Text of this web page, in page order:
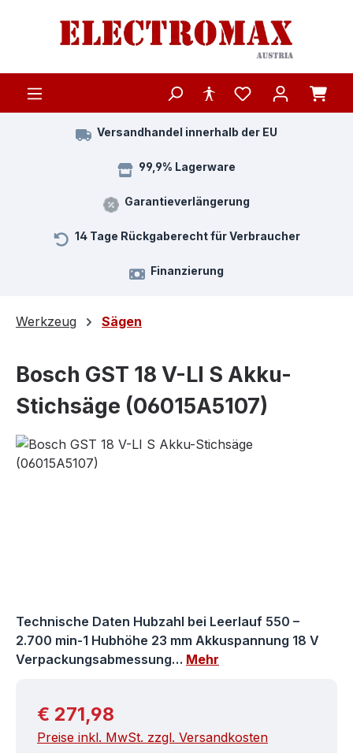
Zum Hauptinhalt springen
Versandhandel innerhalb der EU
99,9% Lagerware
Garantieverlängerung
14 Tage Rückgaberecht für Verbraucher
Finanzierung
Werkzeug Sägen
Bosch GST 18 V-LI S Akku-
Stichsäge (06015A5107)
Bildergalerie überspringen
Technische Daten Hubzahl bei Leerlauf 550 –
2.700 min-1 Hubhöhe 23 mm Akkuspannung 18 V
Verpackungsabmessung… Mehr
Regulärer Preis:
€ 271,98
Preise inkl. MwSt. zzgl. Versandkosten